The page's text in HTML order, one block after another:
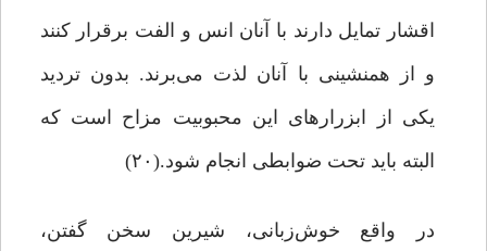
اقشار تمایل دارند با آنان انس و الفت برقرار کنند
و از همنشینی با آنان لذت می‌برند. بدون تردید
یکی از ابزرارهای این محبوبیت مزاح است که
البته باید تحت ضوابطی انجام شود.(۲۰)
در واقع خوش‌زبانی، شیرین سخن گفتن،